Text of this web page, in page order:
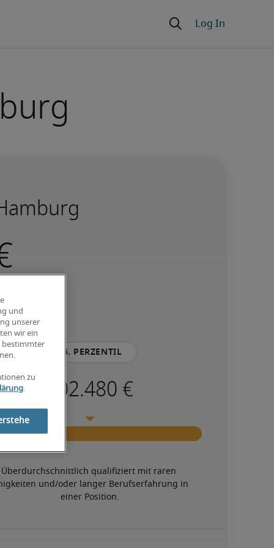
75. Perzentil
Überdurchschnittlich qualifiziert mit raren
und/oder langer Berufserfahrung in
einer Position.
und
unserer
wir ein
bestimmter
zu
.